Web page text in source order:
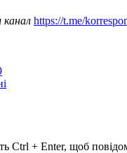
канал https://t.me/
Ctrl + Enter, щоб